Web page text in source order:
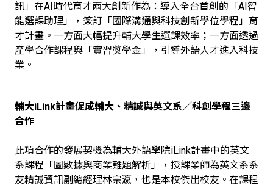
訊」在AI時代育才兩大創新作為：導入全台首創的「AI智
能選課助理」，簽訂「國際溝通與科技創新學位學程」育
才計畫。一方面大幅提升輔大學生選課效率；一方面透過
產學合作課程與「實習獎學金」，引導外語人才進入科技
業。
輔大iLink計畫促成輔大、精誠與英文系／科創學程三邊
合作
此項合作的發展契機為輔大外語學院iLink計畫中的英文
系課程「圖數據與商業難題解析」，授課業師為英文系系
友精誠資訊副總經理林宗瀛，也是本校傑出校友。在課程